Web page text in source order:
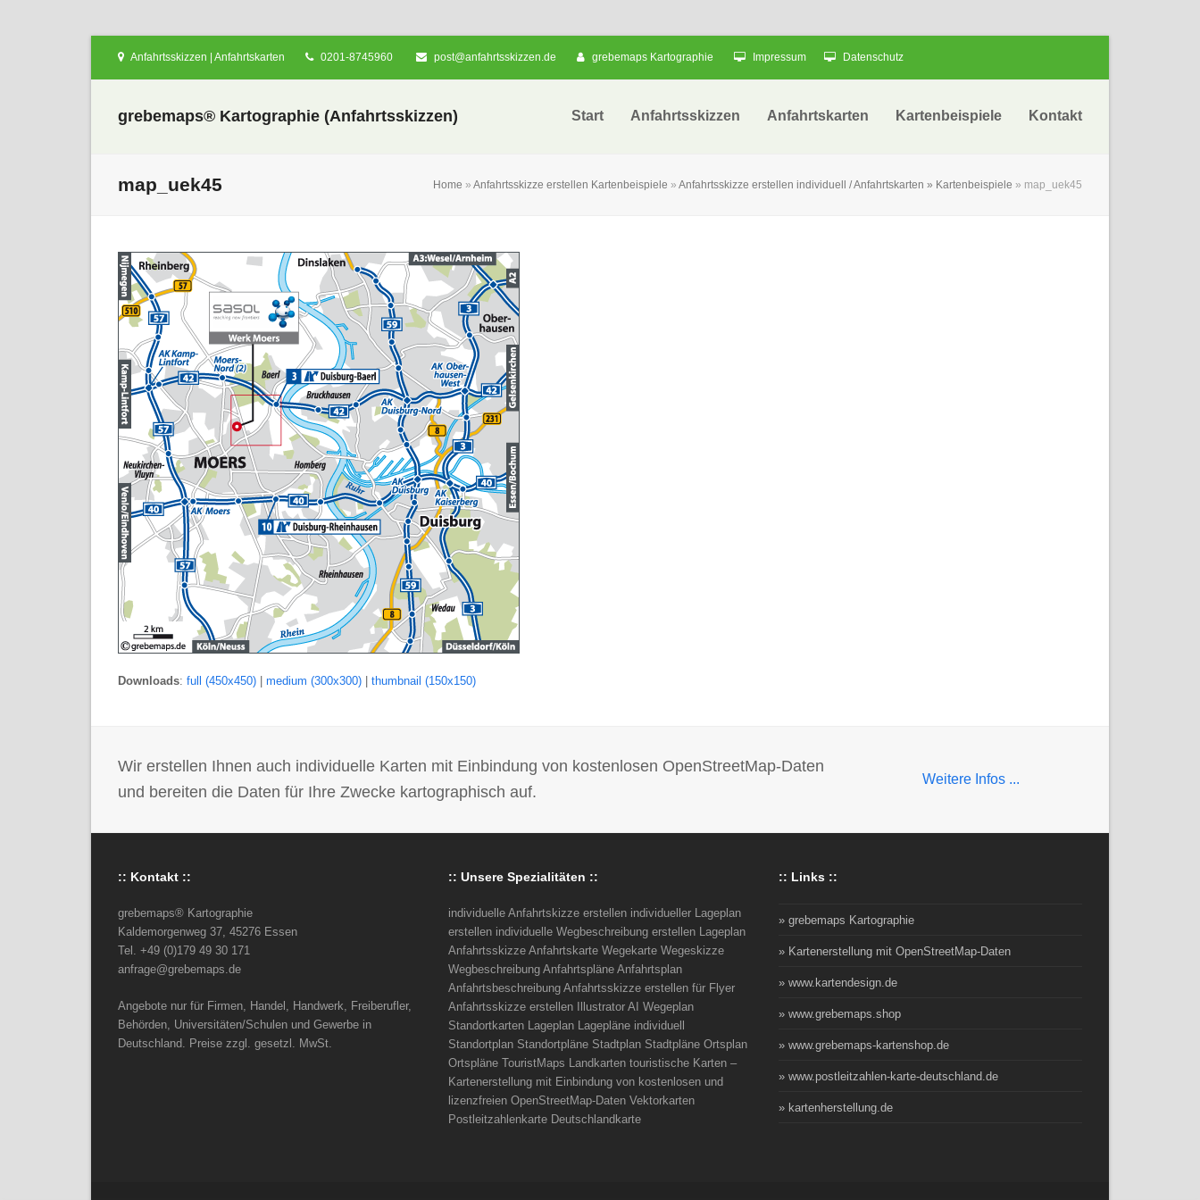
Anfahrtsskizzen | Anfahrtskarten 0201-8745960 post@anfahrtsskizzen.de grebemaps Kartographie Impressum Datenschutz
grebemaps® Kartographie (Anfahrtsskizzen) Start Anfahrtsskizzen Anfahrtskarten Kartenbeispiele Kontakt
map_uek45 Home » Anfahrtsskizze erstellen Kartenbeispiele » Anfahrtsskizze erstellen individuell / Anfahrtskarten » Kartenbeispiele » map_uek45
Downloads: full (450x450) medium (300x300) thumbnail (150x150)
Wir erstellen Ihnen auch individuelle Karten mit Einbindung von kostenlosen OpenStreetMap-Daten
und bereiten die Daten für Ihre Zwecke kartographisch auf.
Weitere Infos ...
:: Kontakt ::
grebemaps® Kartographie
Kaldemorgenweg 37, 45276 Essen
Tel. +49 (0)179 49 30 171
anfrage@grebemaps.de
Angebote nur für Firmen, Handel, Handwerk, Freiberufler,
Behörden, Universitäten/Schulen und Gewerbe in
Deutschland. Preise zzgl. gesetzl. MwSt.
:: Unsere Spezialitäten ::
individuelle Anfahrtskizze erstellen individueller Lageplan
erstellen individuelle Wegbeschreibung erstellen Lageplan
Anfahrtsskizze Anfahrtskarte Wegekarte Wegeskizze
Wegbeschreibung Anfahrtspläne Anfahrtsplan
Anfahrtsbeschreibung Anfahrtsskizze erstellen für Flyer
Anfahrtsskizze erstellen Illustrator AI Wegeplan
Standortkarten Lageplan Lagepläne individuell
Standortplan Standortpläne Stadtplan Stadtpläne Ortsplan
Ortspläne TouristMaps Landkarten touristische Karten –
Kartenerstellung mit Einbindung von kostenlosen und
lizenzfreien OpenStreetMap-Daten Vektorkarten
Postleitzahlenkarte Deutschlandkarte
:: Links ::
» grebemaps Kartographie
» Kartenerstellung mit OpenStreetMap-Daten
» www.kartendesign.de
» www.grebemaps.shop
» www.grebemaps-kartenshop.de
» www.postleitzahlen-karte-deutschland.de
» kartenherstellung.de